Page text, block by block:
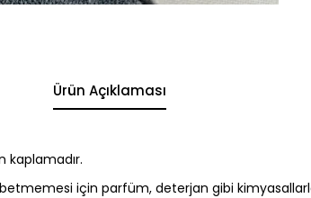
Ürün Açıklaması
kaplamadır.
için parfüm, deterjan gibi